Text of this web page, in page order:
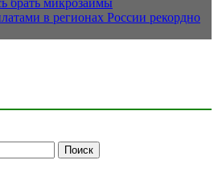
брать микрозаймы
в регионах России рекордно